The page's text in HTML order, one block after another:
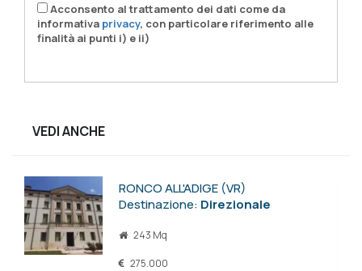
Acconsento al trattamento dei dati come da
informativa privacy, con particolare riferimento alle
finalità ai punti i) e ii)
VEDI ANCHE
RONCO ALL'ADIGE (VR)
Destinazione: Direzionale
243 Mq
275.000